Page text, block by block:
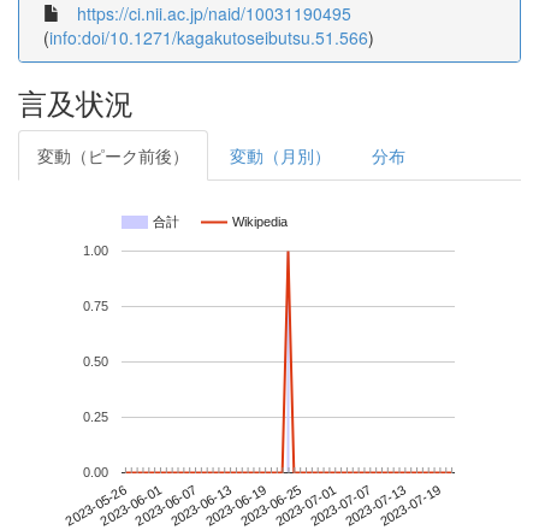
https://ci.nii.ac.jp/naid/10031190495
(info:doi/10.1271/kagakutoseibutsu.51.566)
言及状況
変動（ピーク前後） 変動（月別） 分布
合計 Wikipedia
2023-05-262023-06-012023-06-072023-06-132023-06-192023-06-252023-07-012023-07-072023-07-132023-07-19
0.00
0.25
0.50
0.75
1.00